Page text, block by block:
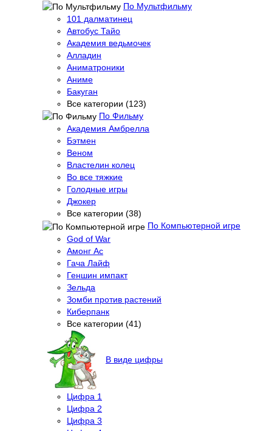
По Мультфильму
101 далматинец
Автобус Тайо
Академия ведьмочек
Алладин
Аниматроники
Аниме
Бакуган
Все категории (123)
По Фильму
Академия Амбрелла
Бэтмен
Веном
Властелин колец
Во все тяжкие
Голодные игры
Джокер
Все категории (38)
По Компьютерной игре
God of War
Амонг Ас
Гача Лайф
Геншин импакт
Зельда
Зомби против растений
Киберпанк
Все категории (41)
В виде цифры
Цифра 1
Цифра 2
Цифра 3